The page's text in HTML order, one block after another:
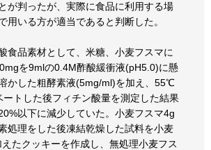
が判ったが、実際に食品に利用する場
用いる方が適当であると判断した。
食品素材として、米糖、小麦フスマに
を9mlの0.4M酢酸緩衝液(pH5.0)に懸
かした粗酵素液(5mg/ml)を加え、55℃
ートした後フィチン酸量を測定した結果
以下に減少していた。小麦フスマ4g
処理をした後凍結乾燥した試料を小麦
たクッキーを作成し、無処理小麦フス